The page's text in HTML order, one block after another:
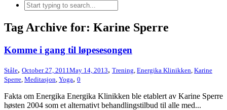
Tag Archive for: Karine Sperre
Komme i gang til løpesesongen
Ståle, October 27, 2011 May 14, 2013, Trening Energika Klinikken Karine
Sperre Meditasjon Yoga, 0
Fakta om Energika Energika Klinikken ble etablert av Karine Sperre
høsten 2004 som et alternativt behandlingstilbud til alle med...